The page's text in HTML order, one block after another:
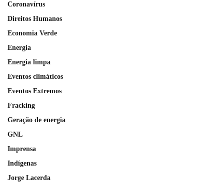
Coronavírus
Direitos Humanos
Economia Verde
Energia
Energia limpa
Eventos climáticos
Eventos Extremos
Fracking
Geração de energia
GNL
Imprensa
Indígenas
Jorge Lacerda